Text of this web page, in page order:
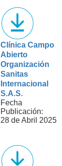
Clínica Campo
Abierto
Organización
Sanitas
Internacional
S.A.S.
Fecha
Publicación:
28 de Abril 2025